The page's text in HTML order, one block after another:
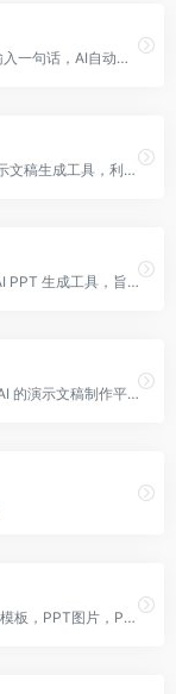
一点PPT是专业的AI PPT生成工具！只需输入一句话，AI自动撰写大纲，5分钟生成专业级PPT。
一款专注于“一键创建”与“AI赋能”的在线演示文稿生成工具，利用先进的人工智能技术，将用户提供的文档（如 Word 大纲、思维导图、PDF等）快速转换为逻辑清晰、设计精美的专业PPT。
一款基于 nano banana pro 大模型的开源 AI PPT 生成工具，旨在把用户的创意、提纲或页面描述直接转化为完整的演示文稿。
Allweone Presentation是一款基于生成式 AI 的演示文稿制作平台，用户只需输入演示主题，即可自动生成完整、专业的 PPT。
觅知网提供大量AIPPT，PPT模板，幻灯片模板，PPT图片，PPT素材会员在线免费下载。